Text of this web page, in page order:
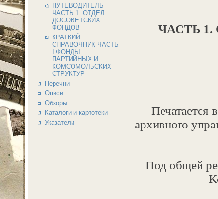
ПУТЕВОДИТЕЛЬ
ЧАСТЬ 1. ОТДЕЛ
ДОСОВЕТСКИХ
ФОНДОВ
КРАТКИЙ
СПРАВОЧНИК ЧАСТЬ
I ФОНДЫ
ПАРТИЙНЫХ И
КОМСОМОЛЬСКИХ
СТРУКТУР
Перечни
Описи
Обзоры
Каталоги и картотеки
Указатели
ЧАСТЬ
Печатается
архивного
Под общей